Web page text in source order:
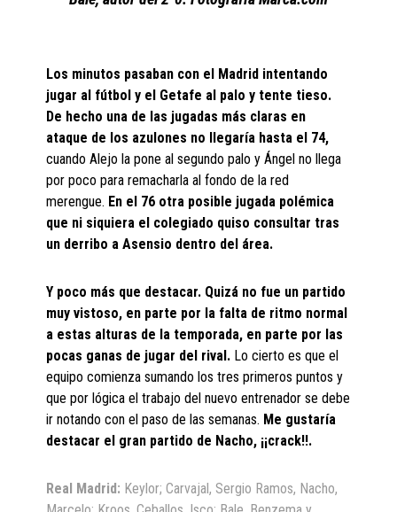
Los minutos pasaban con el Madrid intentando
jugar al fútbol y el Getafe al palo y tente tieso.
De hecho una de las jugadas más claras en
ataque de los azulones no llegaría hasta el 74,
cuando Alejo la pone al segundo palo y Ángel no llega
por poco para remacharla al fondo de la red
merengue. En el 76 otra posible jugada polémica
que ni siquiera el colegiado quiso consultar tras
un derribo a Asensio dentro del área.
Y poco más que destacar. Quizá no fue un partido
muy vistoso, en parte por la falta de ritmo normal
a estas alturas de la temporada, en parte por las
pocas ganas de jugar del rival. Lo cierto es que el
equipo comienza sumando los tres primeros puntos y
que por lógica el trabajo del nuevo entrenador se debe
ir notando con el paso de las semanas. Me gustaría
destacar el gran partido de Nacho, ¡¡crack!!.
Real Madrid: Keylor; Carvajal, Sergio Ramos, Nacho,